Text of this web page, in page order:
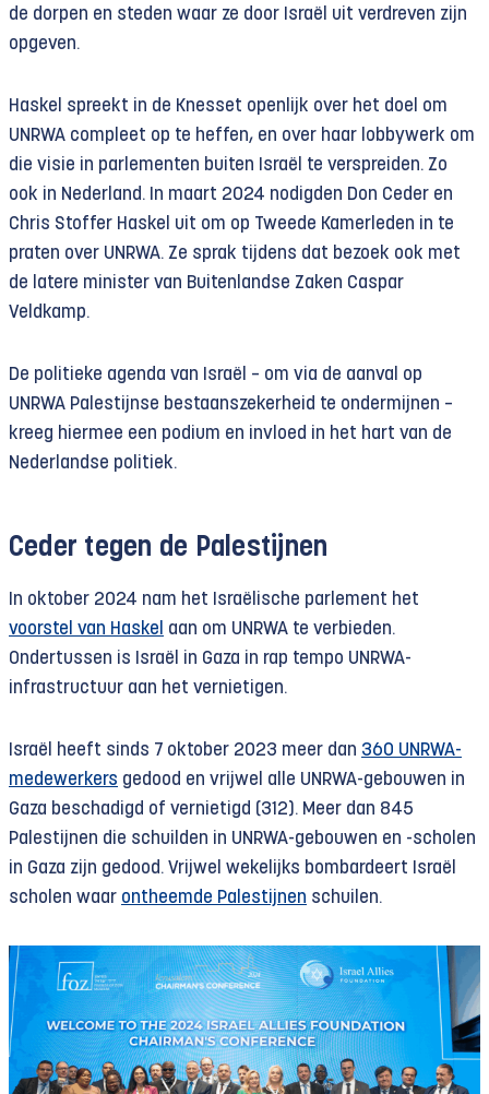
de dorpen en steden waar ze door Israël uit verdreven zijn
opgeven.
Haskel spreekt in de Knesset openlijk over het doel om
UNRWA compleet op te heffen, en over haar lobbywerk om
die visie in parlementen buiten Israël te verspreiden. Zo
ook in Nederland. In maart 2024 nodigden Don Ceder en
Chris Stoffer Haskel uit om op Tweede Kamerleden in te
praten over UNRWA. Ze sprak tijdens dat bezoek ook met
de latere minister van Buitenlandse Zaken Caspar
Veldkamp.
De politieke agenda van Israël – om via de aanval op
UNRWA Palestijnse bestaanszekerheid te ondermijnen –
kreeg hiermee een podium en invloed in het hart van de
Nederlandse politiek.
Ceder tegen de Palestijnen
In oktober 2024 nam het Israëlische parlement het
voorstel van Haskel aan om UNRWA te verbieden.
Ondertussen is Israël in Gaza in rap tempo UNRWA-
infrastructuur aan het vernietigen.
Israël heeft sinds 7 oktober 2023 meer dan 360 UNRWA-
medewerkers gedood en vrijwel alle UNRWA-gebouwen in
Gaza beschadigd of vernietigd (312). Meer dan 845
Palestijnen die schuilden in UNRWA-gebouwen en -scholen
in Gaza zijn gedood. Vrijwel wekelijks bombardeert Israël
scholen waar ontheemde Palestijnen schuilen.